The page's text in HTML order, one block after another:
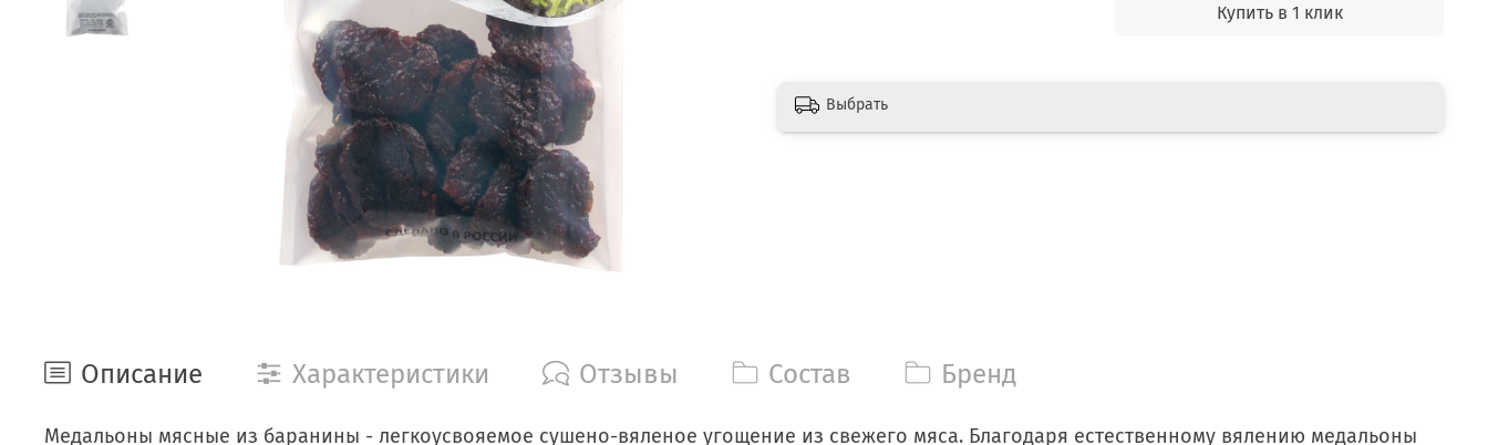
Купить в 1 клик
Выбрать
Описание Характеристики Отзывы Состав Бренд
Медальоны мясные из баранины - легкоусвояемое сушено-вяленое угощение из свежего мяса. Благодаря естественному вялению медальоны